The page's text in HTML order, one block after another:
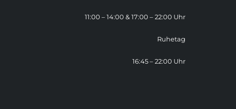
11:00 – 14:00 & 17:00 – 22:00 Uhr
Ruhetag
16:45 – 22:00 Uhr